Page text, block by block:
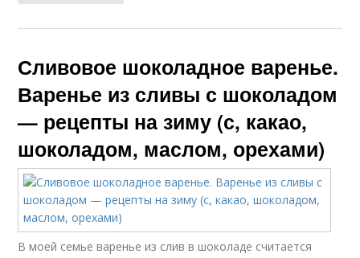
Сливовое шоколадное варенье.
Варенье из сливы с шоколадом
— рецепты на зиму (с, какао,
шоколадом, маслом, орехами)
В моей семье варенье из слив в шоколаде считается